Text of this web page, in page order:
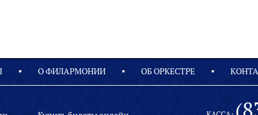
О ФИЛАРМОНИИ OБ ОРКЕСТРЕ